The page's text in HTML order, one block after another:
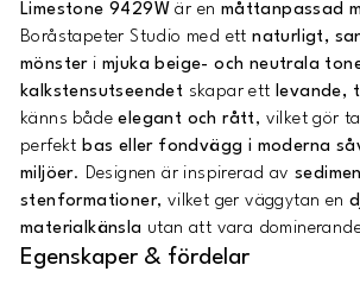
Limestone 9429W är en måttanpassad
Boråstapeter Studio med ettnaturligt,
mönsterimjuka beige- och neutrala
kalkstensutseendet skapar ett levande,
känns bådeelegant och rått, vilket gör
perfekt bas eller fondvägg i moderna
miljöer. Designen är inspirerad av
stenformationer, vilket ger väggytan en
materialkänsla utan att vara
Egenskaper & fördelar